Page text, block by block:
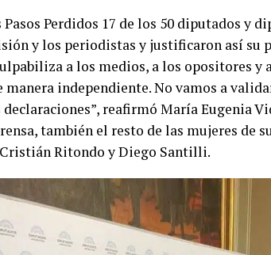
Perdidos 17 de los 50 diputados y
y los periodistas y justificaron así su
a los medios, a los opositores y
manera independiente. No vamos a
reafirmó María Eugenia
también el resto de las mujeres de
Ritondo y Diego Santilli.